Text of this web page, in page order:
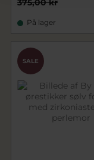
375,00 kr
På lager
SALE